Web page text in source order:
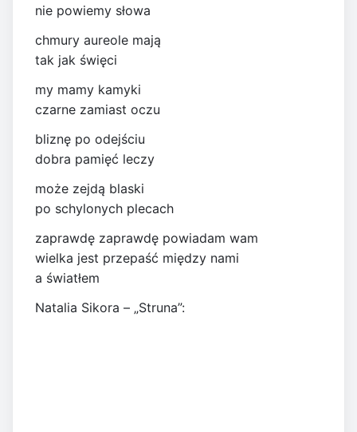
nie powiemy słowa
chmury aureole mają
tak jak święci
my mamy kamyki
czarne zamiast oczu
bliznę po odejściu
dobra pamięć leczy
może zejdą blaski
po schylonych plecach
zaprawdę zaprawdę powiadam wam
wielka jest przepaść między nami
a światłem
Natalia Sikora – „Struna”: